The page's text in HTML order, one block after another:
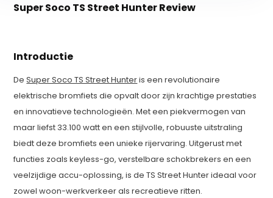
Super Soco TS Street Hunter Review
Introductie
DeSuper Soco TS Street Hunteris een revolutionaire
elektrische bromfiets die opvalt door zijn krachtige prestaties
en innovatieve technologieën. Met een piekvermogen van
maar liefst 33.100 watt en een stijlvolle, robuuste uitstraling
biedt deze bromfiets een unieke rijervaring. Uitgerust met
functies zoals keyless-go, verstelbare schokbrekers en een
veelzijdige accu-oplossing, is de TS Street Hunter ideaal voor
zowel woon-werkverkeer als recreatieve ritten.